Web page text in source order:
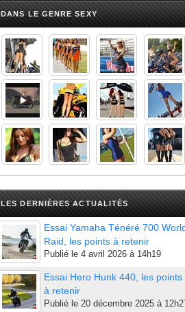
DANS LE GENRE SEXY
LES DERNIÈRES ACTUALITÉS
Essai Yamaha Ténéré 700
Raid, les points à retenir
Publié le 4 avril 2026 à 14h19
Essai Hero Hunk 440, les points
à retenir
Publié le 20 décembre 2025 à